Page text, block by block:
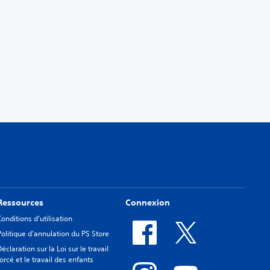
d’utilisation
d'annulation du PS Store
sur la Loi sur le travail
et le travail des enfants
Connexion